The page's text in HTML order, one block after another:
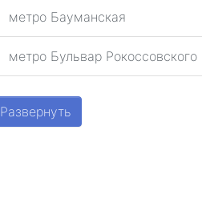
метро Бауманская
метро Бульвар Рокоссовского
метро Беговая
Развернуть